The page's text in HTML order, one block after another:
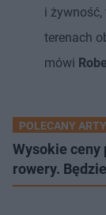
i
terenach
mówi
POLECANY
Wysokie
rowery.